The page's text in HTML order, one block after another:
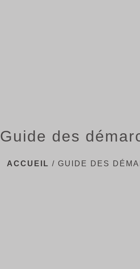
Guide des
ACCUEIL / GUIDE DES